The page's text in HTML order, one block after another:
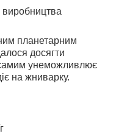
виробництва
планетарним
досягти
унеможливлює
на жниварку.